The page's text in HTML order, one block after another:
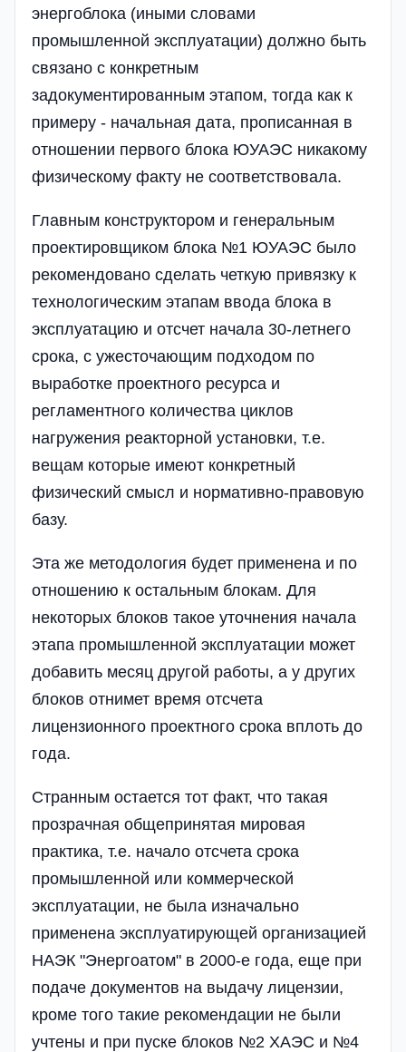
энергоблока (иными словами
промышленной эксплуатации) должно быть
связано с конкретным
задокументированным этапом, тогда как к
примеру - начальная дата, прописанная в
отношении первого блока ЮУАЭС никакому
физическому факту не соответствовала.
Главным конструктором и генеральным
проектировщиком блока №1 ЮУАЭС было
рекомендовано сделать четкую привязку к
технологическим этапам ввода блока в
эксплуатацию и отсчет начала 30-летнего
срока, с ужесточающим подходом по
выработке проектного ресурса и
регламентного количества циклов
нагружения реакторной установки, т.е.
вещам которые имеют конкретный
физический смысл и нормативно-правовую
базу.
Эта же методология будет применена и по
отношению к остальным блокам. Для
некоторых блоков такое уточнения начала
этапа промышленной эксплуатации может
добавить месяц другой работы, а у других
блоков отнимет время отсчета
лицензионного проектного срока вплоть до
года.
Странным остается тот факт, что такая
прозрачная общепринятая мировая
практика, т.е. начало отсчета срока
промышленной или коммерческой
эксплуатации, не была изначально
применена эксплуатирующей организацией
НАЭК "Энергоатом" в 2000-е года, еще при
подаче документов на выдачу лицензии,
кроме того такие рекомендации не были
учтены и при пуске блоков №2 ХАЭС и №4